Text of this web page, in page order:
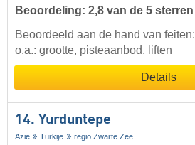
Beoordeling: 2,8 van de 5 sterren
Beoordeeld aan de hand van feiten:
o.a.: grootte, pisteaanbod, liften
Details
14. Yurduntepe
Azië Turkije regio Zwarte Zee